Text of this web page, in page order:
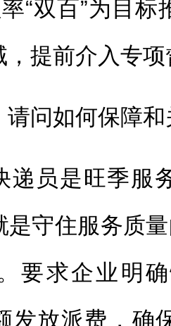
“双百”为目
提前介入专
请问如何保障
递员是旺季服
是守住服务质
要求企业明
发放派费，确